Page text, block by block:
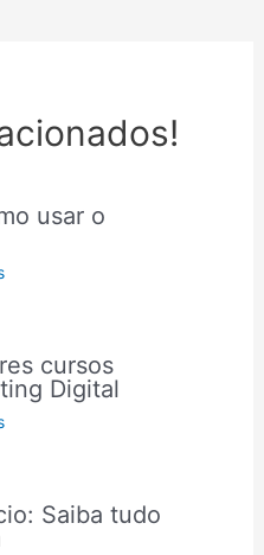
usar o
cursos
Digital
Saiba tudo